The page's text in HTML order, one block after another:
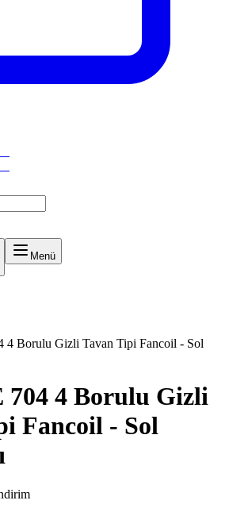
Menü
4 Borulu Gizli Tavan Tipi Fancoil - Sol
704 4 Borulu Gizli
Fancoil - Sol